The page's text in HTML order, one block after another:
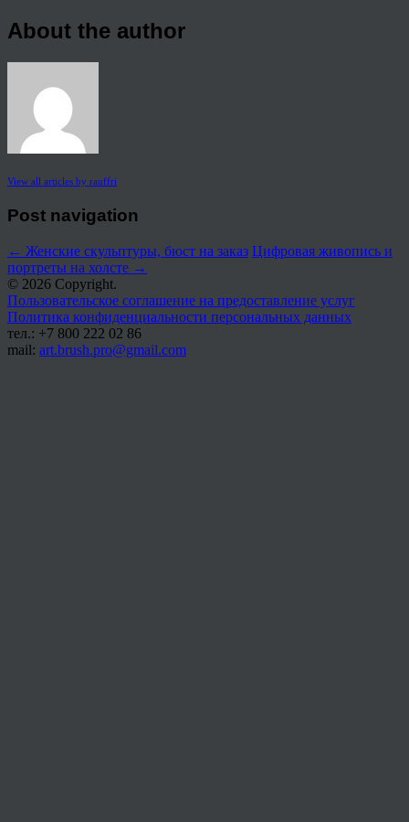
About the author
View all articles by rauffri
Post navigation
← Женские скульптуры, бюст на заказ Цифровая живопись и
портреты на холсте →
© 2026 Copyright.
Пользовательское соглашение на предоставление услуг
Политика конфиденциальности персональных данных
тел.: +7 800 222 02 86
mail: art.brush.pro@gmail.com